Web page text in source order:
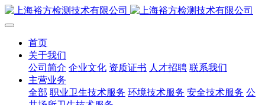
首页
关于我们
公司简介 企业文化 资质证书 人才招聘 联系我们
主营业务
全部 职业卫生技术服务 环境技术服务 安全技术服务 公